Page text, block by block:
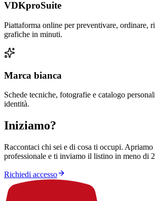
VDKproSuite
Piattaforma online per preventivare, ordinare,
grafiche in minuti.
Marca bianca
Schede tecniche, fotografie e catalogo
identità.
Iniziamo?
Raccontaci chi sei e di cosa ti occupi. Apriamo
professionale e ti inviamo il listino in meno di
Richiedi accesso